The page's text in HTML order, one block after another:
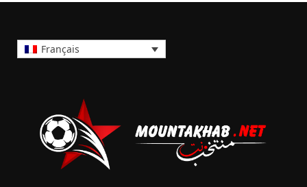
Français